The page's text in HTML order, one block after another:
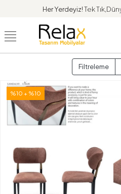
Her Yerdeyiz!Tek
Filtreleme
%10 + %10